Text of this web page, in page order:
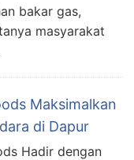
bakar gas,
masyarakat
Maksimalkan
di Dapur
Hadir dengan